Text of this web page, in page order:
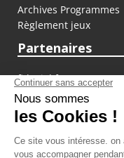
Archives Programmes
Règlement jeux
Partenaires
fiducial.fr
lyoncapitale.fr
olympique-et-
L'application